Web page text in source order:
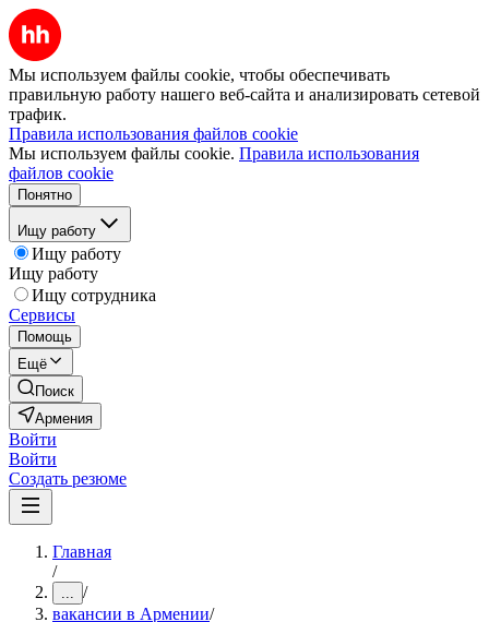
Мы используем файлы cookie, чтобы обеспечивать
правильную работу нашего веб-сайта и анализировать сетевой
трафик.
Правила использования файлов cookie
Мы используем файлы cookie. Правила использования
файлов cookie
Понятно
Ищу работу
Ищу работу
Ищу работу
Ищу сотрудника
Сервисы
Помощь
Ещё
Поиск
Армения
Войти
Войти
Создать резюме
Главная
/
... /
вакансии в Армении/